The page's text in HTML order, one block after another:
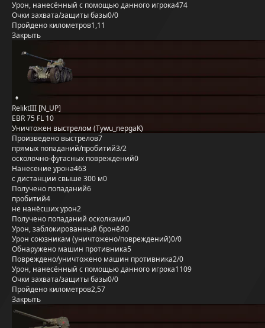
Урон, нанесённый с помощью данного игрока474
Очки захвата/защиты базы0/0
Пройдено километров1,11
Закрыть
ReliktIII [N_UP]
EBR 75 FL 10
Уничтожен выстрелом (Tywu_nepgaK)
Произведено выстрелов7
прямых попаданий/пробитий3/2
осколочно-фугасных повреждений0
Нанесение урона463
с дистанции свыше 300 м0
Получено попаданий6
пробитий4
не нанёсших урон2
Получено попаданий осколками0
Урон, заблокированный бронёй0
Урон союзникам (уничтожено/повреждений)0/0
Обнаружено машин противника5
Повреждено/уничтожено машин противника2/0
Урон, нанесённый с помощью данного игрока1109
Очки захвата/защиты базы0/0
Пройдено километров2,57
Закрыть